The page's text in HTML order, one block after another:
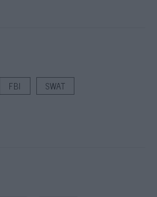
FBI
SWAT